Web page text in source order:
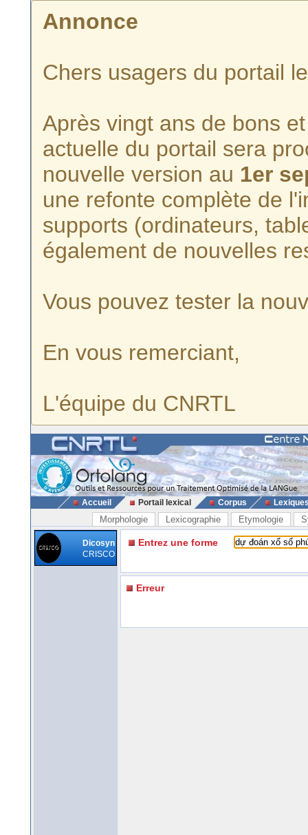
Annonce
Chers usagers du portail
Après vingt ans de bons
actuelle du portail sera
nouvelle version au 1er
une refonte complète de
supports (ordinateurs,
également de nouvelles
Vous pouvez tester la
En vous remerciant,
L'équipe du CNRTL
Accueil Portail lexical Corpus
Morphologie Lexicographie Etymologie
Dicosyn
CRISCO
Entrez une forme
Erreur